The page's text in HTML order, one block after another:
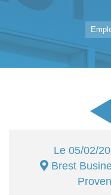
Le 05/02/
Brest